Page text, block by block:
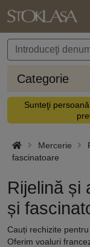
Categorie
Sunteţi
Mercerie
fascinatoare
Rijelină și
și
Cauți rechizite
Oferim voaluri